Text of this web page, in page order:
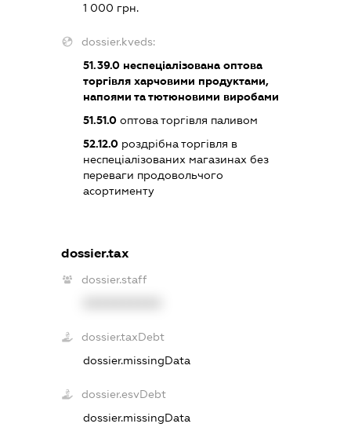
1 000 грн.
dossier.kveds:
51.39.0неспеціалізована оптова
торгівля харчовими продуктами,
напоями та тютюновими виробами
51.51.0оптова торгівля паливом
52.12.0роздрібна торгівля в
неспеціалізованих магазинах без
переваги продовольчого
асортименту
dossier.tax
dossier.staff
dossier.taxDebt
dossier.missingData
dossier.esvDebt
dossier.missingData